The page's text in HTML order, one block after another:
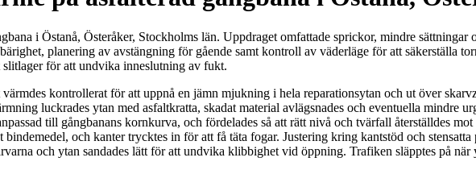
i Östanå, Österåker, Stockholms län. Uppdraget omfattade sprickor, mindre sättningar
planering av avstängning för gående samt kontroll av väderläge för att säkerställa
för att undvika inneslutning av fukt.
kontrollerat för att uppnå en jämn mjukning i hela reparationsytan och ut över
luckrades ytan med asfaltkratta, skadat material avlägsnades och eventuella mindre
till gångbanans kornkurva, och fördelades så att rätt nivå och tvärfall återställdes
och kanter trycktes in för att få täta fogar. Justering kring kantstöd och stensatta
och ytan sandades lätt för att undvika klibbighet vid öppning. Trafiken släpptes på